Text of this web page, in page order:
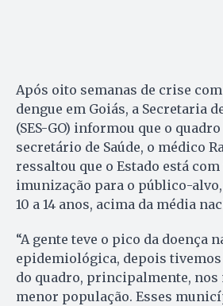
Após oito semanas de crise
dengue em Goiás, a Secretaria
(SES-GO) informou que o
secretário de Saúde, o médico
ressaltou que o Estado está
imunização para o público-
10 a 14 anos, acima da média
“A gente teve o pico da doença
epidemiológica, depois
do quadro, principalmente,
menor população. Esses